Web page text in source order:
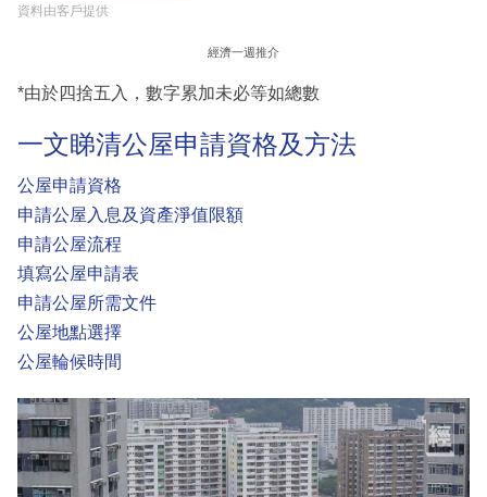
資料由客戶提供
經濟一週推介
*由於四捨五入，數字累加未必等如總數
一文睇清公屋申請資格及方法
公屋申請資格
申請公屋入息及資產淨值限額
申請公屋流程
填寫公屋申請表
申請公屋所需文件
公屋地點選擇
公屋輪候時間